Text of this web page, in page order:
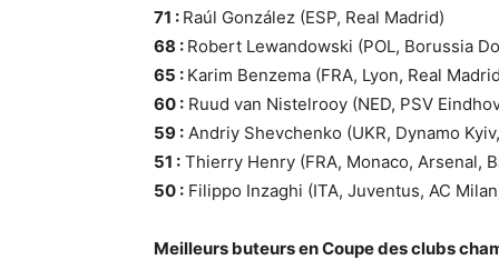
71 : Raúl González (ESP, Real Madrid)
68 : Robert Lewandowski (POL, Borussia
65 : Karim Benzema (FRA, Lyon, Real
60 : Ruud van Nistelrooy (NED, PSV
59 : Andriy Shevchenko (UKR, Dynamo
51 : Thierry Henry (FRA, Monaco, Arsenal,
50 : Filippo Inzaghi (ITA, Juventus, AC
Meilleurs buteurs en Coupe des clubs